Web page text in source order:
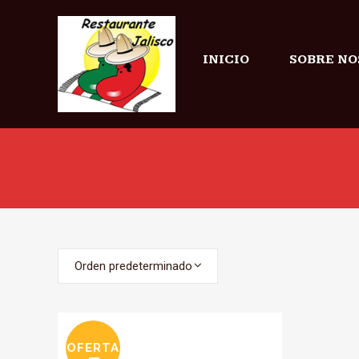
INICIO SOBRE
Orden predeterminado
OFERTA